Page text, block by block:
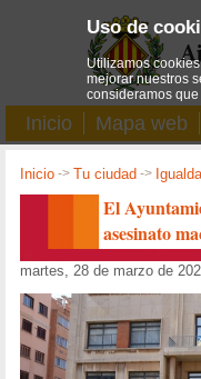
Inicio Mapa web
Inicio ->Tu ciudad ->
El
asesinato
martes, 28 de marzo de
Uso de
Utilizamos
mejorar nuestros
consideramos que